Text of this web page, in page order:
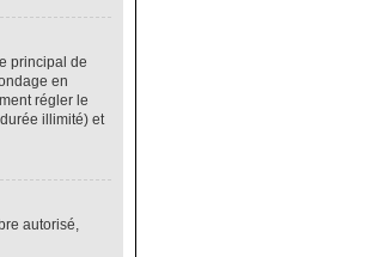
principal de
en
régler le
illimité) et
autorisé,